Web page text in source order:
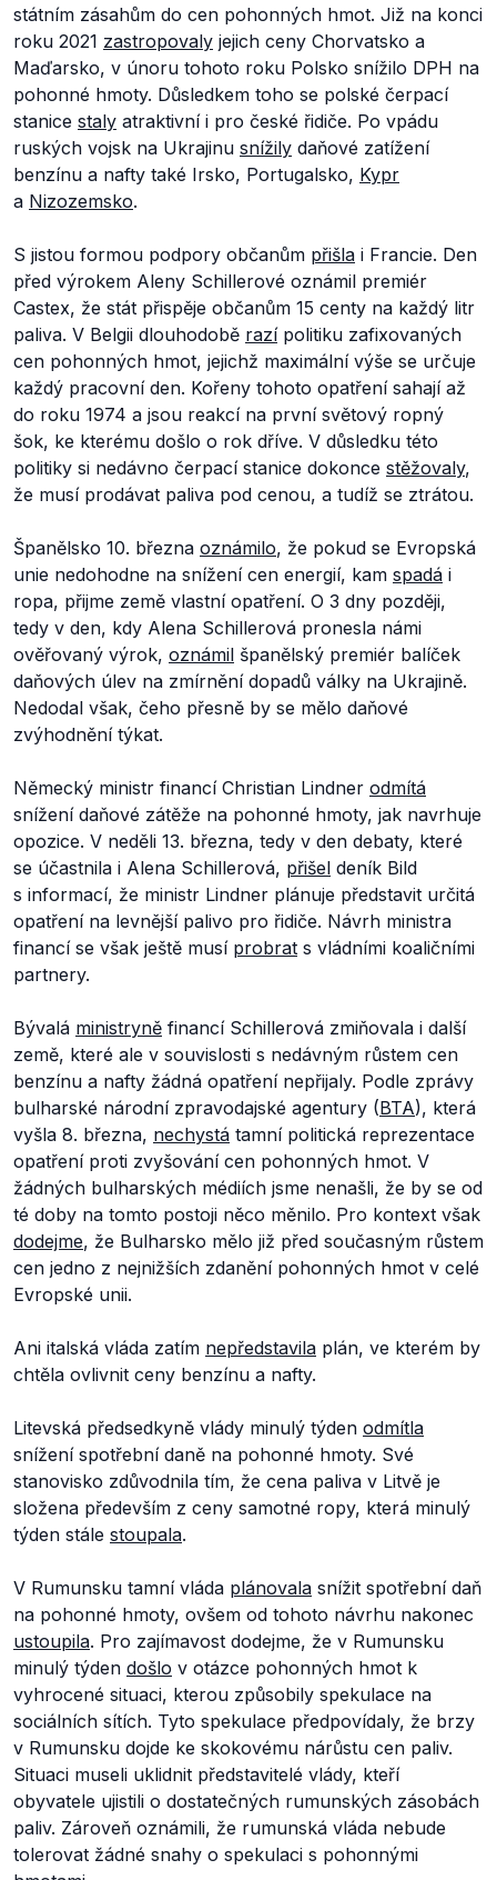
státním zásahům do cen pohonných hmot. Již na konci
roku 2021 zastropovaly jejich ceny Chorvatsko a
Maďarsko, v únoru tohoto roku Polsko snížilo DPH na
pohonné hmoty. Důsledkem toho se polské čerpací
stanice staly atraktivní i pro české řidiče. Po vpádu
ruských vojsk na Ukrajinu snížily daňové zatížení
benzínu a nafty také Irsko, Portugalsko, Kypr
a Nizozemsko.
S jistou formou podpory občanům přišla i Francie. Den
před výrokem Aleny Schillerové oznámil premiér
Castex, že stát přispěje občanům 15 centy na každý litr
paliva. V Belgii dlouhodobě razípolitiku zafixovaných
cen pohonných hmot, jejichž maximální výše se určuje
každý pracovní den. Kořeny tohoto opatření sahají až
do roku 1974 a jsou reakcí na první světový ropný
šok, ke kterému došlo o rok dříve. V důsledku této
politiky si nedávno čerpací stanice dokonce stěžovaly,
že musí prodávat paliva pod cenou, a tudíž se ztrátou.
Španělsko 10. března oznámilo, že pokud se Evropská
unie nedohodne na snížení cen energií, kam spadá i
ropa, přijme země vlastní opatření. O 3 dny později,
tedy v den, kdy Alena Schillerová pronesla námi
ověřovaný výrok, oznámil španělský premiér balíček
daňových úlev na zmírnění dopadů války na Ukrajině.
Nedodal však, čeho přesně by se mělo daňové
zvýhodnění týkat.
Německý ministr financí Christian Lindner odmítá
snížení daňové zátěže na pohonné hmoty, jak navrhuje
opozice. V neděli 13. března, tedy v den debaty, které
se účastnila i Alena Schillerová, přišel deník Bild
s informací, že ministr Lindner plánuje představit určitá
opatření na levnější palivo pro řidiče. Návrh ministra
financí se však ještě musí probrat s vládními koaličními
partnery.
Bývalá ministryně financí Schillerová zmiňovala i další
země, které ale v souvislosti s nedávným růstem cen
benzínu a nafty žádná opatření nepřijaly. Podle zprávy
bulharské národní zpravodajské agentury (BTA), která
vyšla 8. března, nechystá tamní politická reprezentace
opatření proti zvyšování cen pohonných hmot. V
žádných bulharských médiích jsme nenašli, že by se od
té doby na tomto postoji něco měnilo. Pro kontext však
dodejme, že Bulharsko mělo již před současným růstem
cen jedno z nejnižších zdanění pohonných hmot v celé
Evropské unii.
Ani italská vláda zatím nepředstavila plán, ve kterém by
chtěla ovlivnit ceny benzínu a nafty.
Litevská předsedkyně vlády minulý týden odmítla
snížení spotřební daně na pohonné hmoty. Své
stanovisko zdůvodnila tím, že cena paliva v Litvě je
složena především z ceny samotné ropy, která minulý
týden stále stoupala.
V Rumunsku tamní vláda plánovala snížit spotřební daň
na pohonné hmoty, ovšem od tohoto návrhu nakonec
ustoupila. Pro zajímavost dodejme, že v Rumunsku
minulý týden došlo v otázce pohonných hmot k
vyhrocené situaci, kterou způsobily spekulace na
sociálních sítích. Tyto spekulace předpovídaly, že brzy
v Rumunsku dojde ke skokovému nárůstu cen paliv.
Situaci museli uklidnit představitelé vlády, kteří
obyvatele ujistili o dostatečných rumunských zásobách
paliv. Zároveň oznámili, že rumunská vláda nebude
tolerovat žádné snahy o spekulaci s pohonnými